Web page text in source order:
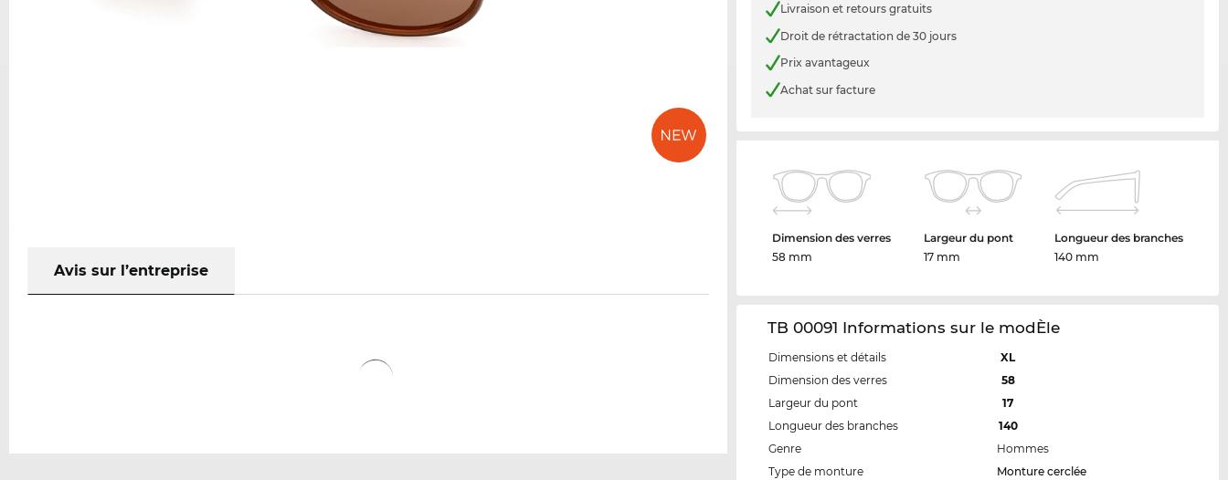
Avis sur l’entreprise
Livraison et retours gratuits
Droit de rétractation de 30 jours
Prix avantageux
Achat sur facture
Dimension des verres
58 mm
Largeur du pont
17 mm
Longueur des branches
140 mm
TB 00091 Informations sur le modÈle
Dimensions et détails
XL
Dimension des verres
58
Largeur du pont
17
Longueur des branches
140
Genre
Hommes
Type de monture
Monture cerclée